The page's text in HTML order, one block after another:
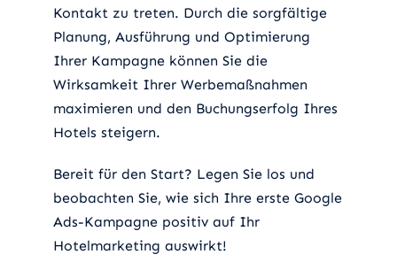
Kontakt zu treten. Durch die sorgfältige
Planung, Ausführung und Optimierung
Ihrer Kampagne können Sie die
Wirksamkeit Ihrer Werbemaßnahmen
maximieren und den Buchungserfolg Ihres
Hotels steigern.
Bereit für den Start? Legen Sie los und
beobachten Sie, wie sich Ihre erste Google
Ads-Kampagne positiv auf Ihr
Hotelmarketing auswirkt!